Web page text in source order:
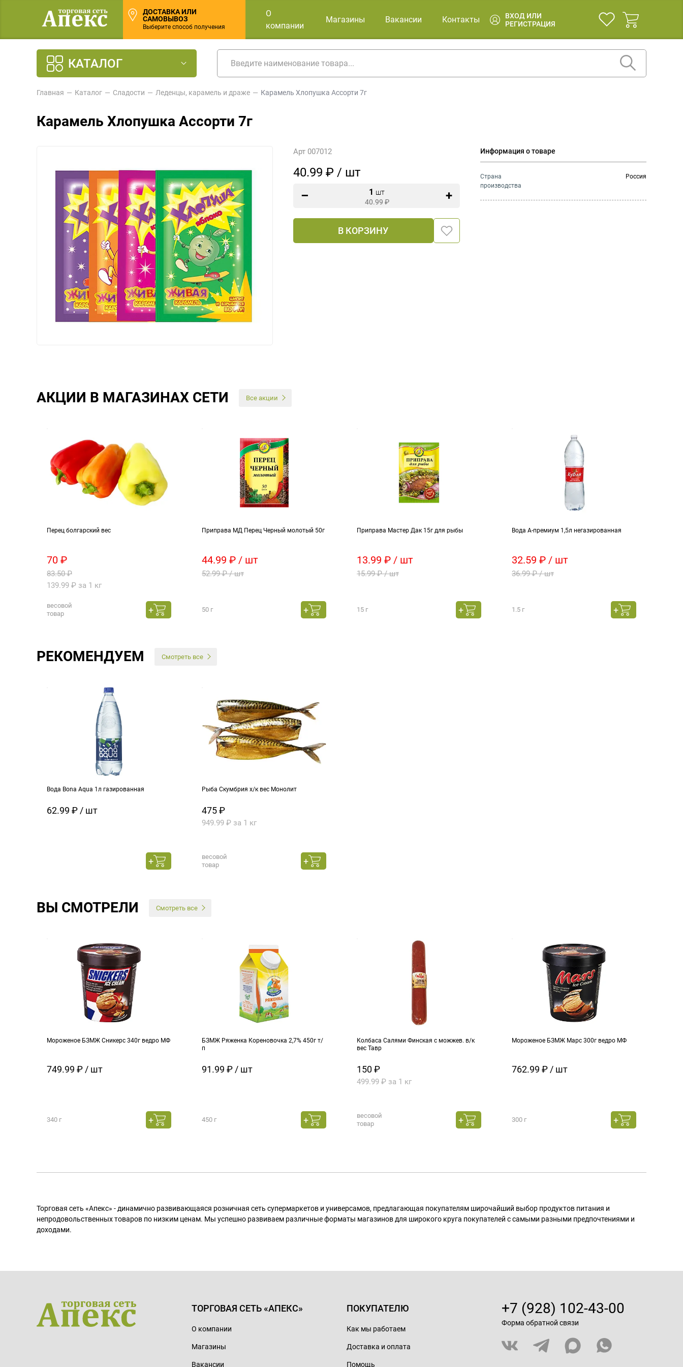
ДОСТАВКА ИЛИ
САМОВЫВОЗ
Выберите способ получения
О
компании
Магазины Вакансии Контакты
ВХОД ИЛИ
РЕГИСТРАЦИЯ
КАТАЛОГ
Главная Каталог Сладости Леденцы, карамель и драже Карамель Хлопушка Ассорти 7г
Карамель Хлопушка Ассорти 7г
Арт 007012
40.99 ₽ / шт
1 шт
40.99 ₽
В КОРЗИНУ
Информация о товаре
Страна
производства
Россия
АКЦИИ В МАГАЗИНАХ СЕТИ Все акции
Перец болгарский вес
70 ₽
83.50 ₽
139.99 ₽ за 1 кг
весовой
товар
Приправа МД Перец Черный молотый 50г
44.99 ₽ / шт
52.99 ₽ / шт
50 г
Приправа Мастер Дак 15г для рыбы
13.99 ₽ / шт
15.99 ₽ / шт
15 г
Вода А-премиум 1,5л негазированная
32.59 ₽ / шт
36.99 ₽ / шт
1.5 г
РЕКОМЕНДУЕМ Смотреть все
Вода Bona Aqua 1л газированная
62.99 ₽ / шт
Рыба Скумбрия х/к вес Монолит
475 ₽
949.99 ₽ за 1 кг
весовой
товар
ВЫ СМОТРЕЛИ Смотреть все
Мороженое БЗМЖ Сникерс 340г ведро МФ
749.99 ₽ / шт
340 г
БЗМЖ Ряженка Кореновочка 2,7% 450г т/
п
91.99 ₽ / шт
450 г
Колбаса Салями Финская с можжев. в/к
вес Тавр
150 ₽
499.99 ₽ за 1 кг
весовой
товар
Мороженое БЗМЖ Марс 300г ведро МФ
762.99 ₽ / шт
300 г
Торговая сеть «Апекс» - динамично развивающаяся розничная сеть супермаркетов и универсамов, предлагающая покупателям широчайший выбор продуктов питания и
непродовольственных товаров по низким ценам. Мы успешно развиваем различные форматы магазинов для широкого круга покупателей с самыми разными предпочтениями и
доходами.
ТОРГОВАЯ СЕТЬ «АПЕКС»
О компании
Магазины
Вакансии
ПОКУПАТЕЛЮ
Как мы работаем
Доставка и оплата
Помощь
+7 (928) 102-43-00
Форма обратной связи